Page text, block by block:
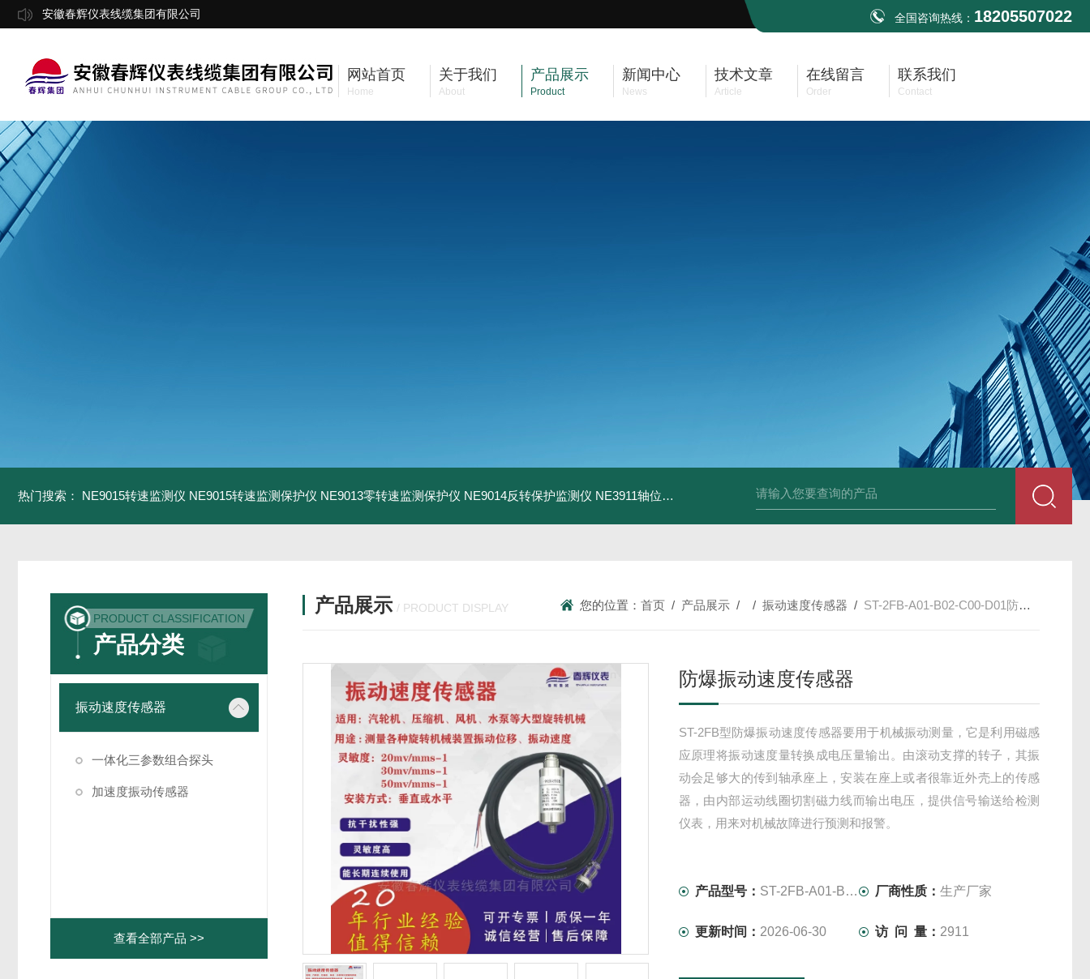
安徽春辉仪表线缆集团有限公司 全国咨询热线： 18205507022
网站首页
Home
关于我们
About
产品展示
Product
新闻中心
News
技术文章
Article
在线留言
Order
联系我们
Contact
热门搜索： NE9015转速监测仪 NE9015转速监测保护仪 NE9013零转速监测保护仪 NE9014反转保护监测仪 NE3911轴位移变送器 NE3931热膨胀变送器 NE3941E轴承振动速度变送器 NE3951E轴承
PRODUCT CLASSIFICATION
产品分类
振动速度传感器
一体化三参数组合探头
加速度振动传感器
查看全部产品 >>
产品展示 / PRODUCT DISPLAY 您的位置：首页 / 产品展示 / /振动速度传感器 / ST-2FB-A01-B02-C00-D01防爆振动速度传感器
防爆振动速度传感器
ST-2FB型防爆振动速度传感器要用于机械振动测量，它是利用磁感
应原理将振动速度量转换成电压量输出。由滚动支撑的转子，其振
动会足够大的传到轴承座上，安装在座上或者很靠近外壳上的传感
器，由内部运动线圈切割磁力线而输出电压，提供信号输送给检测
仪表，用来对机械故障进行预测和报警。
产品型号： ST-2FB-A01-B02-C00-D01 厂商性质：生产厂家
更新时间： 2026-06-30 访 问 量： 2911